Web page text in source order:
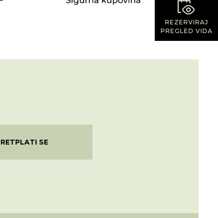
REZERVIRAJ
PREGLED VIDA
SE